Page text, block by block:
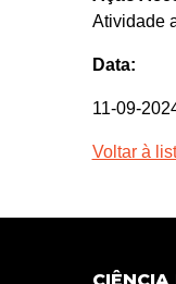
Atividade
Data:
11-09-
Voltar à
CIÊNCIA